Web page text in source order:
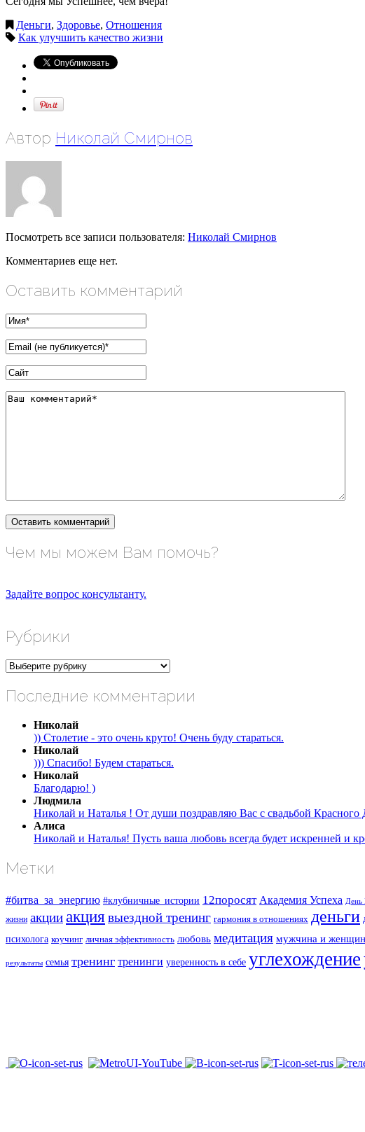
Деньги, Здоровье, Отношения
Как улучшить качество жизни
Автор Николай Смирнов
Посмотреть все записи пользователя: Николай Смирнов
Комментариев еще нет.
Оставить комментарий
Чем мы можем Вам помочь?
Задайте вопрос консультанту.
Рубрики
Рубрики
Последние комментарии
Николай
)) Столетие - это очень круто! Очень буду стараться.
Николай
))) Спасибо! Будем стараться.
Николай
Благодарю! )
Людмила
Николай и Наталья ! От души поздравляю Вас с свадьбой Красного
Алиса
Николай и Наталья! Пусть ваша любовь всегда будет искренней и
Метки
#битва_за_энергию #клубничные_истории 12поросят Академия Успеха День
жизни акцииакция выездной тренинг гармония в отношениях деньги
психолога коучинг личная эффективность любовь медитация мужчина и
результаты семья тренинг тренинги уверенность в себе углехождение